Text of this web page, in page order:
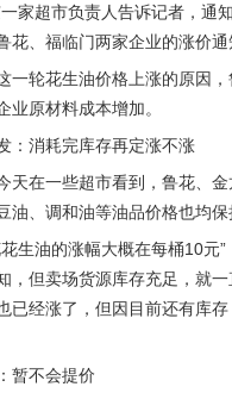
家超市负责人告诉记者，通
花、福临门两家企业的涨价通
一轮花生油价格上涨的原因
业原材料成本增加。
：消耗完库存再定涨不涨
天在一些超市看到，鲁花、
油、调和油等油品价格也均保
花生油的涨幅大概在每桶10元
，但卖场货源库存充足，就
已经涨了，但因目前还有库
暂不会提价